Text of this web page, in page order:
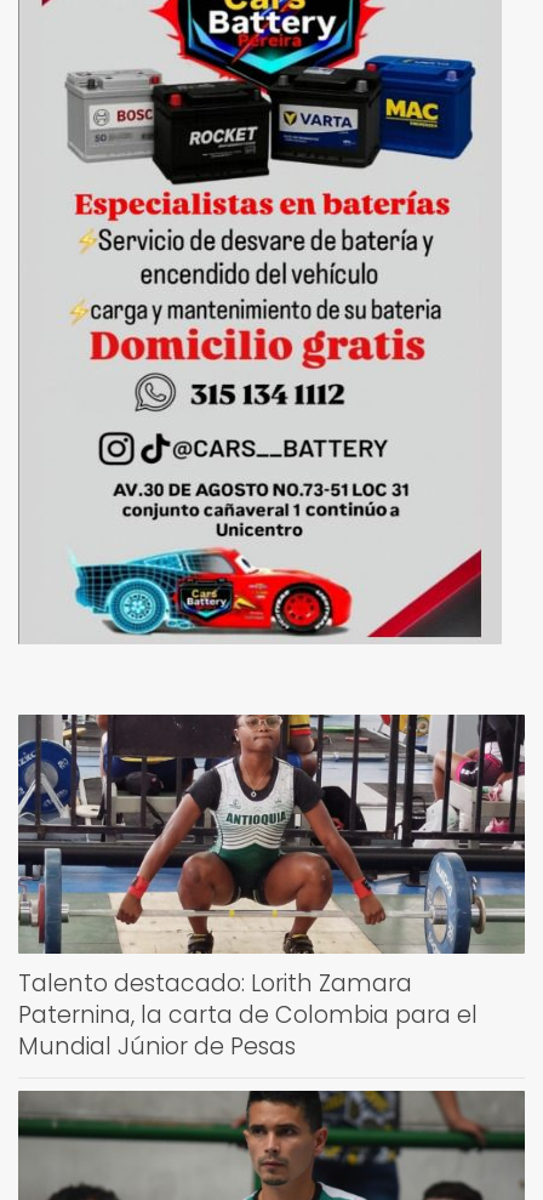
Talento destacado: Lorith Zamara
Paternina, la carta de Colombia para el
Mundial Júnior de Pesas